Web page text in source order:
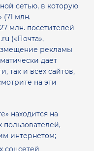
сетью, в которую
(71 млн.
млн. посетителей
(«Почта»,
рекламы
дает
так и всех сайтов,
на эти
находится на
пользователей,
интернетом;
соцсетей